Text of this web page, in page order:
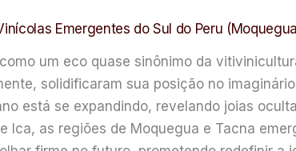
Emergentes do Sul do Peru
um eco quase sinônimo da
solidificaram sua posição no
está se expandindo, revelando joias
Ica, as regiões de Moquegua e Tacna